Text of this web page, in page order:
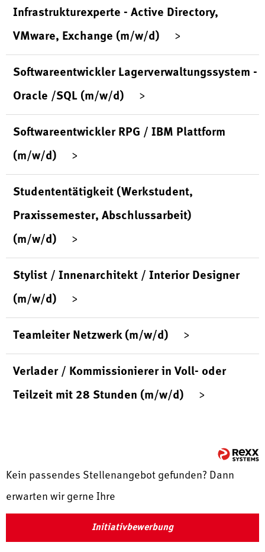
Infrastrukturexperte - Active Directory,
VMware, Exchange (m/w/d)
Softwareentwickler Lagerverwaltungssystem -
Oracle /SQL (m/w/d)
Softwareentwickler RPG / IBM Plattform
(m/w/d)
Studententätigkeit (Werkstudent,
Praxissemester, Abschlussarbeit)
(m/w/d)
Stylist / Innenarchitekt / Interior Designer
(m/w/d)
Teamleiter Netzwerk (m/w/d)
Verlader / Kommissionierer in Voll- oder
Teilzeit mit 28 Stunden (m/w/d)
Kein passendes Stellenangebot gefunden? Dann
erwarten wir gerne Ihre
Initiativbewerbung